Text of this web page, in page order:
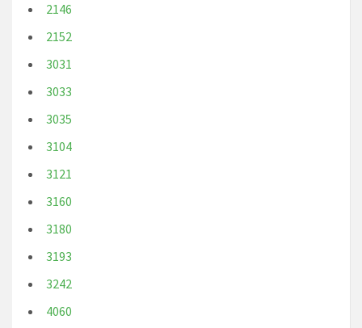
2146
2152
3031
3033
3035
3104
3121
3160
3180
3193
3242
4060